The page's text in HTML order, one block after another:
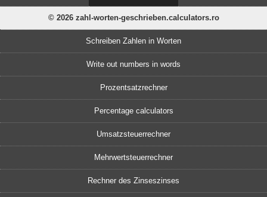
© 2026 zahl-worten-geschrieben.calculators.ro
Schreiben Zahlen in Worten
Write out numbers in words
Prozentsatzrechner
Percentage calculators
Umsatzsteuerrechner
Mehrwertsteuerrechner
Rechner des Zinseszinses